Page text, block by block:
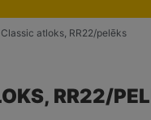
atloks, RR22/pelēks
RR22/